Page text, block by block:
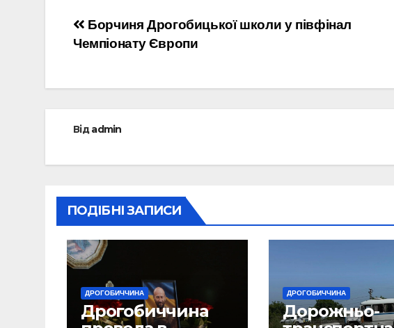
Навігація
записів
Борчиня Дрогобицької школи у півфінал
Чемпіонату Європи
Відadmin
ПОДІБНІ ЗАПИСИ
ДРОГОБИЧЧИНА
Дрогобиччина
ДРОГОБИЧЧИНА
Дорожньо-